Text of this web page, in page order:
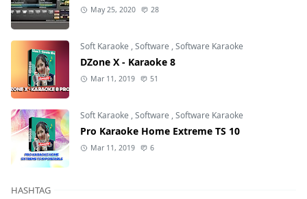
May 25, 2020 28
Soft Karaoke ,Software ,Software Karaoke
DZone X - Karaoke 8
Mar 11, 2019 51
Soft Karaoke ,Software ,Software Karaoke
Pro Karaoke Home Extreme TS 10
Mar 11, 2019 6
HASHTAG